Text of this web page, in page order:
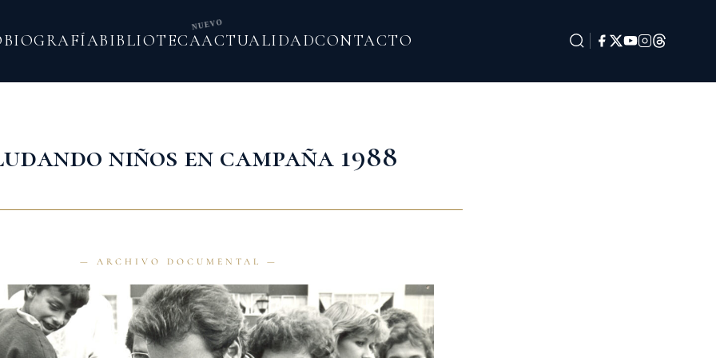
BIOGRAFÍABIBLIOTECA
NUEVO
ACTUALIDADCONTACTO
niños en campaña 1988